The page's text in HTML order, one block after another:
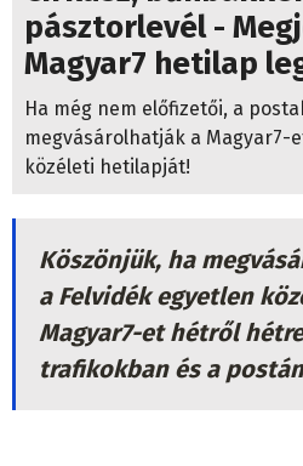
pásztorlevél -
Magyar7 hetilap
Ha még nem előfizetői, a
megvásárolhatják a Magyar7-
közéleti hetilapját!
Köszönjük, ha
a Felvidék egyetlen
Magyar7-et hétről
trafikokban és a